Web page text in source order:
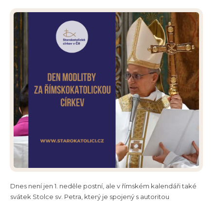
Dnes není jen 1. neděle postní, ale v římském kalendáři také
svátek Stolce sv. Petra, který je spojený s autoritou